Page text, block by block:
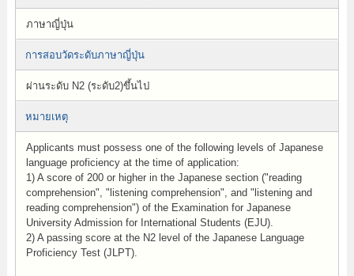
ภาษาญี่ปุ่น
การสอบวัดระดับภาษาญี่ปุ่น
ผ่านระดับ N2 (ระดับ2)ขึ้นไป
หมายเหตุ
Applicants must possess one of the following levels of Japanese
language proficiency at the time of application:
1) A score of 200 or higher in the Japanese section ("reading
comprehension", "listening comprehension", and "listening and
reading comprehension") of the Examination for Japanese
University Admission for International Students (EJU).
2) A passing score at the N2 level of the Japanese Language
Proficiency Test (JLPT).